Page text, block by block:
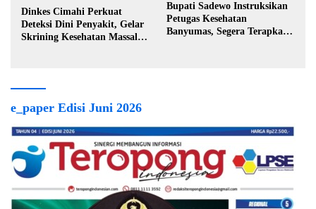
Dinkes Cimahi Perkuat
Deteksi Dini Penyakit, Gelar
Skrining Kesehatan Massal di
Bupati Sadewo Instruksikan
Petugas Kesehatan
Banyumas, Segera Terapkan
e_paper Edisi Juni 2026